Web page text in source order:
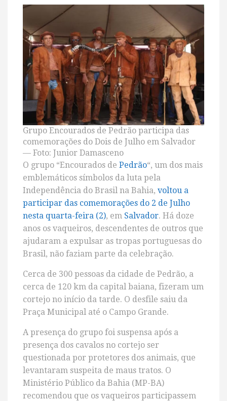
Grupo Encourados de Pedrão participa das
comemorações do Dois de Julho em Salvador
— Foto: Junior Damasceno
O grupo “Encourados de Pedrão“, um dos mais
emblemáticos símbolos da luta pela
Independência do Brasil na Bahia, voltou a
participar das comemorações do 2 de Julho
nesta quarta-feira (2), em Salvador. Há doze
anos os vaqueiros, descendentes de outros que
ajudaram a expulsar as tropas portuguesas do
Brasil, não faziam parte da celebração.
Cerca de 300 pessoas da cidade de Pedrão, a
cerca de 120 km da capital baiana, fizeram um
cortejo no início da tarde. O desfile saiu da
Praça Municipal até o Campo Grande.
A presença do grupo foi suspensa após a
presença dos cavalos no cortejo ser
questionada por protetores dos animais, que
levantaram suspeita de maus tratos. O
Ministério Público da Bahia (MP-BA)
recomendou que os vaqueiros participassem